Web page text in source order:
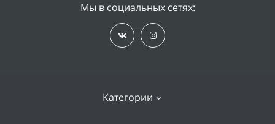
Категории
Мы в социальных сетях: